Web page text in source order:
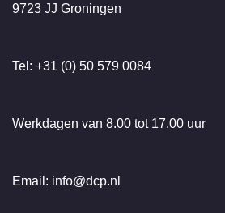
9723 JJ Groningen
Tel: +31 (0) 50 579 0084
Werkdagen van 8.00 tot 17.00 uur
Email: info@dcp.nl